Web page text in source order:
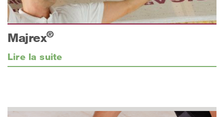
Majrex®
Lire la suite